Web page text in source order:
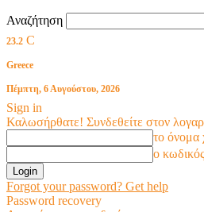
Αναζήτηση
23.2 C
Greece
Πέμπτη, 6 Αυγούστου, 2026
Sign in
Καλωσήρθατε! Συνδεθείτε στον
το όνομα
ο
Forgot your password? Get help
Password recovery